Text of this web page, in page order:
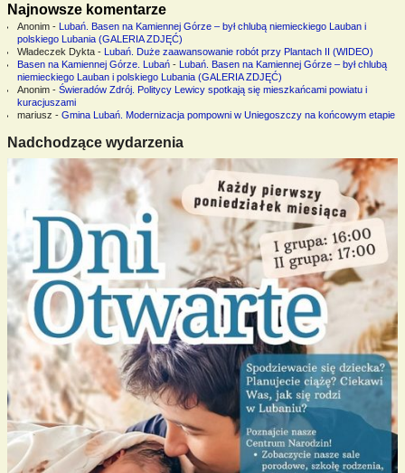
Najnowsze komentarze
Anonim- Lubań. Basen na Kamiennej Górze – był chlubą niemieckiego Lauban i
polskiego Lubania (GALERIA ZDJĘĆ)
Władeczek Dykta- Lubań. Duże zaawansowanie robót przy Plantach II (WIDEO)
Basen na Kamiennej Górze. Lubań- Lubań. Basen na Kamiennej Górze – był chlubą
niemieckiego Lauban i polskiego Lubania (GALERIA ZDJĘĆ)
Anonim- Świeradów Zdrój. Politycy Lewicy spotkają się mieszkańcami powiatu i
kuracjuszami
mariusz - Gmina Lubań. Modernizacja pompowni w Uniegoszczy na końcowym etapie
Nadchodzące wydarzenia